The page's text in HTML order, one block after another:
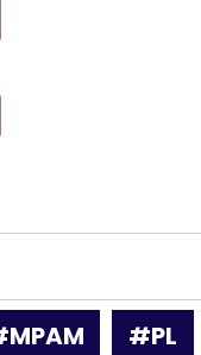
#PL